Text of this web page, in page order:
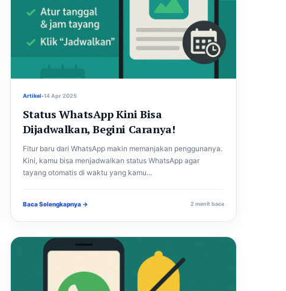
Artikel•14 Apr 2025
Status WhatsApp Kini Bisa
Dijadwalkan, Begini Caranya!
Fitur baru dari WhatsApp makin memanjakan penggunanya.
Kini, kamu bisa menjadwalkan status WhatsApp agar
tayang otomatis di waktu yang kamu...
Baca Selengkapnya → 2 menit baca